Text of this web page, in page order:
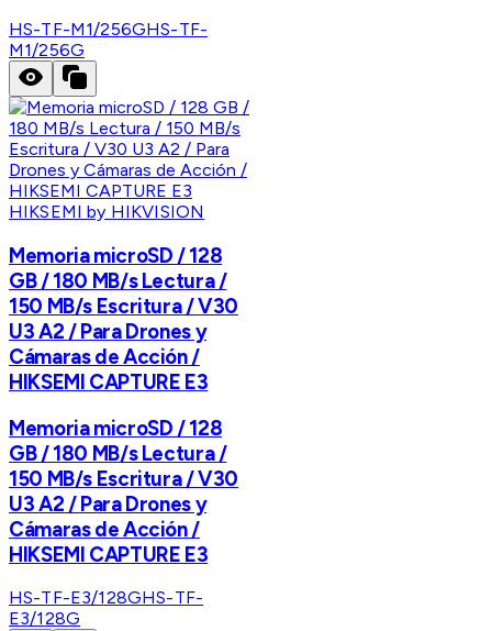
HS-TF-M1/256GHS-TF-
M1/256G
HIKSEMI by HIKVISION
Memoria microSD / 128
GB / 180 MB/s Lectura /
150 MB/s Escritura / V30
U3 A2 / Para Drones y
Cámaras de Acción /
HIKSEMI CAPTURE E3
Memoria microSD / 128
GB / 180 MB/s Lectura /
150 MB/s Escritura / V30
U3 A2 / Para Drones y
Cámaras de Acción /
HIKSEMI CAPTURE E3
HS-TF-E3/128GHS-TF-
E3/128G